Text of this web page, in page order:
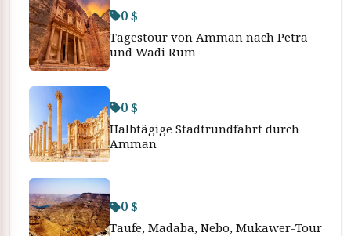
0 $
Tagestour von Amman nach Petra
und Wadi Rum
0 $
Halbtägige Stadtrundfahrt durch
Amman
0 $
Taufe, Madaba, Nebo, Mukawer-Tour